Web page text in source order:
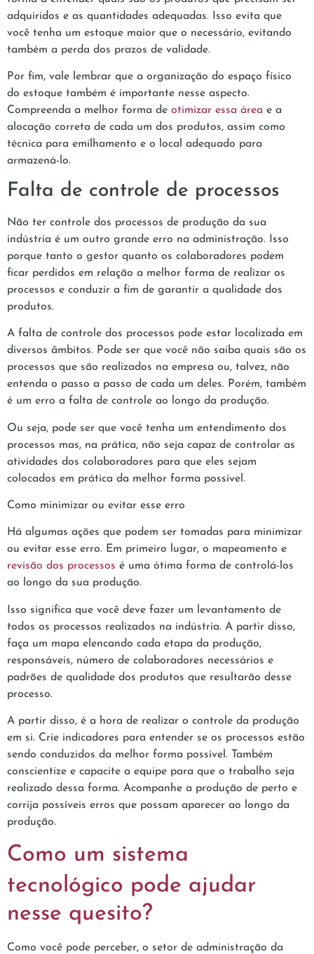
adquiridos e as quantidades adequadas. Isso evita que
você tenha um estoque maior que o necessário, evitando
também a perda dos prazos de validade.
Por fim, vale lembrar que a organização do espaço físico
do estoque também é importante nesse aspecto.
Compreenda a melhor forma de otimizar essa área e a
alocação correta de cada um dos produtos, assim como
técnica para emilhamento e o local adequado para
armazená-lo.
Falta de controle de processos
Não ter controle dos processos de produção da sua
indústria é um outro grande erro na administração. Isso
porque tanto o gestor quanto os colaboradores podem
ficar perdidos em relação a melhor forma de realizar os
processos e conduzir a fim de garantir a qualidade dos
produtos.
A falta de controle dos processos pode estar localizada em
diversos âmbitos. Pode ser que você não saiba quais são os
processos que são realizados na empresa ou, talvez, não
entenda o passo a passo de cada um deles. Porém, também
é um erro a falta de controle ao longo da produção.
Ou seja, pode ser que você tenha um entendimento dos
processos mas, na prática, não seja capaz de controlar as
atividades dos colaboradores para que eles sejam
colocados em prática da melhor forma possível.
Como minimizar ou evitar esse erro
Há algumas ações que podem ser tomadas para minimizar
ou evitar esse erro. Em primeiro lugar, o mapeamento e
revisão dos processos é uma ótima forma de controlá-los
ao longo da sua produção.
Isso significa que você deve fazer um levantamento de
todos os processos realizados na indústria. A partir disso,
faça um mapa elencando cada etapa da produção,
responsáveis, número de colaboradores necessários e
padrões de qualidade dos produtos que resultarão desse
processo.
A partir disso, é a hora de realizar o controle da produção
em si. Crie indicadores para entender se os processos estão
sendo conduzidos da melhor forma possível. Também
conscientize e capacite a equipe para que o trabalho seja
realizado dessa forma. Acompanhe a produção de perto e
corrija possíveis erros que possam aparecer ao longo da
produção.
Como um sistema
tecnológico pode ajudar
nesse quesito?
Como você pode perceber, o setor de administração da